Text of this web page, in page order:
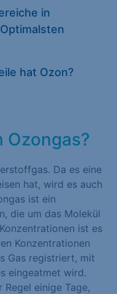
in
hat Ozon?
Ozongas?
Da es eine
hat, wird es auch
ist ein
die um das Molekül
ist es
Konzentrationen
Gas registriert, mit
eingeatmet wird.
einige Tage,